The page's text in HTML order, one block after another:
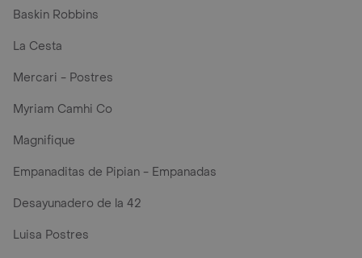
Baskin Robbins
La Cesta
Mercari - Postres
Myriam Camhi Co
Magnifique
Empanaditas de Pipian - Empanadas
Desayunadero de la 42
Luisa Postres